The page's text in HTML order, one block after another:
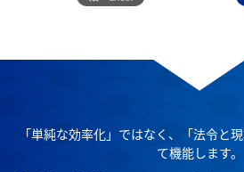
「単純な効率化」ではなく、「法令と
て機能します。